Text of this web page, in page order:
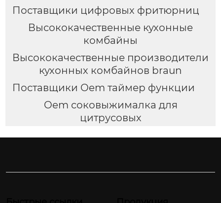
Поставщики цифровых фритюрниц
Высококачественные кухонные
комбайны
Высококачественные производители
кухонных комбайнов braun
Поставщики Oem таймер функции
Oem соковыжималка для
цитрусовых